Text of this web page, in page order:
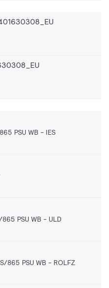
PSU WB IES
PSU WB ULD
865 PSU WB ROLFZ